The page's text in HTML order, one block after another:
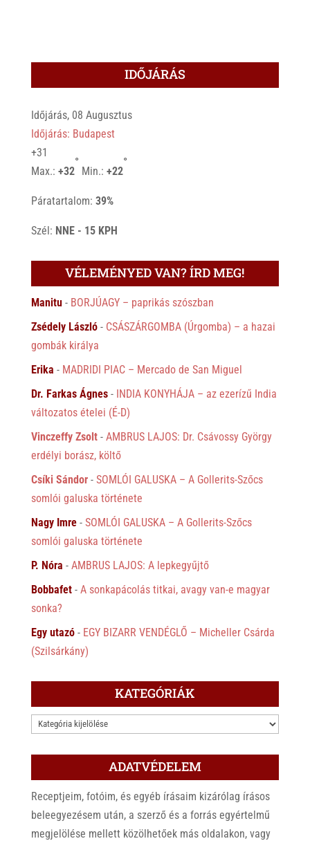
IDŐJÁRÁS
Időjárás, 08 Augusztus
Időjárás: Budapest
+31
Max.: +32
°
Min.: +22
°
Páratartalom: 39%
Szél: NNE - 15 KPH
VÉLEMÉNYED VAN? ÍRD MEG!
Manitu- BORJÚAGY – paprikás szószban
Zsédely László- CSÁSZÁRGOMBA (Úrgomba) – a hazai
gombák királya
Erika - MADRIDI PIAC – Mercado de San Miguel
Dr. Farkas Ágnes- INDIA KONYHÁJA – az ezerízű India
változatos ételei (É-D)
Vinczeffy Zsolt- AMBRUS LAJOS: Dr. Csávossy György
erdélyi borász, költő
Csíki Sándor- SOMLÓI GALUSKA – A Gollerits-Szőcs
somlói galuska története
Nagy Imre- SOMLÓI GALUSKA – A Gollerits-Szőcs
somlói galuska története
P. Nóra - AMBRUS LAJOS: A lepkegyűjtő
Bobbafet- A sonkapácolás titkai, avagy van-e magyar
sonka?
Egy utazó- EGY BIZARR VENDÉGLŐ – Micheller Csárda
(Szilsárkány)
KATEGÓRIÁK
KATEGÓRIÁK
ADATVÉDELEM
Receptjeim, fotóim, és egyéb írásaim kizárólag írásos
beleegyezésem után, a szerző és a forrás egyértelmű
megjelölése mellett közölhetőek más oldalakon, vagy